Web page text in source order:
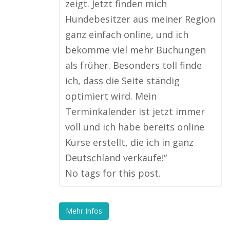
zeigt. Jetzt finden mich
Hundebesitzer aus meiner Region
ganz einfach online, und ich
bekomme viel mehr Buchungen
als früher. Besonders toll finde
ich, dass die Seite ständig
optimiert wird. Mein
Terminkalender ist jetzt immer
voll und ich habe bereits online
Kurse erstellt, die ich in ganz
Deutschland verkaufe!“
No tags for this post.
Mehr Infos